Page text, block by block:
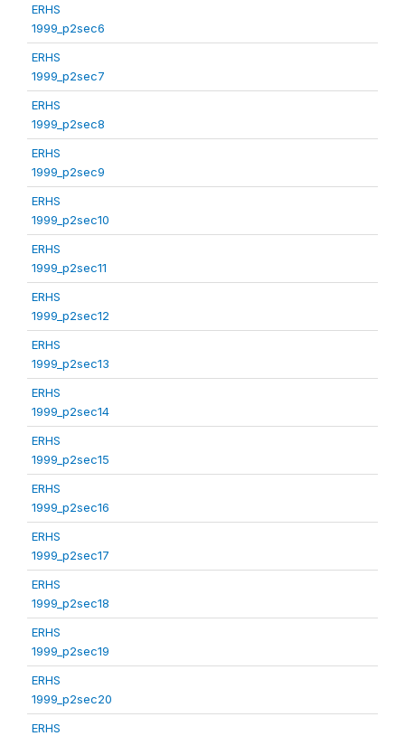
ERHS
1999_p2sec6
ERHS
1999_p2sec7
ERHS
1999_p2sec8
ERHS
1999_p2sec9
ERHS
1999_p2sec10
ERHS
1999_p2sec11
ERHS
1999_p2sec12
ERHS
1999_p2sec13
ERHS
1999_p2sec14
ERHS
1999_p2sec15
ERHS
1999_p2sec16
ERHS
1999_p2sec17
ERHS
1999_p2sec18
ERHS
1999_p2sec19
ERHS
1999_p2sec20
ERHS